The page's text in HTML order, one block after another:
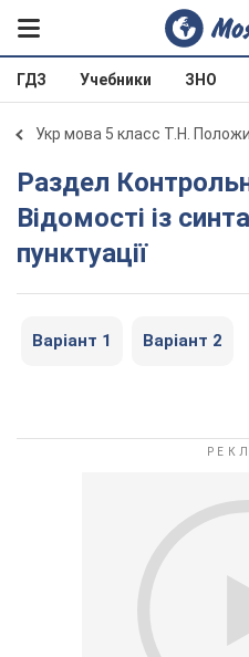
ГДЗ Учебники ЗНО
Укр мова 5 класс Т.Н.
Раздел Контрольна робота 5.
Відомості із
пунктуації
Варіант 1 Варіант 2